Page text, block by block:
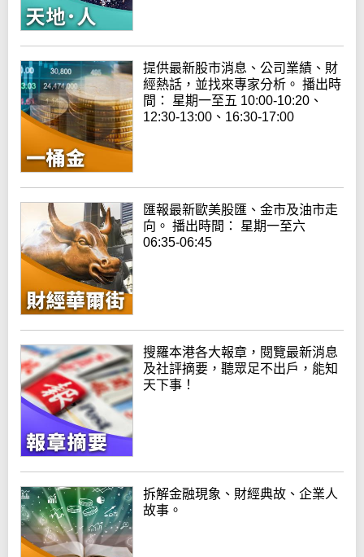
提供最新股市消息、公司業績、財
經熱話，並找來專家分析。 播出時
間： 星期一至五 10:00-10:20、
12:30-13:00、16:30-17:00
匯報最新歐美股匯、金市及油市走
向。 播出時間： 星期一至六
06:35-06:45
搜羅本港各大報章，閱覽最新消息
及社評摘要，聽眾足不出戶，能知
天下事！
拆解金融現象、財經典故、企業人
故事。